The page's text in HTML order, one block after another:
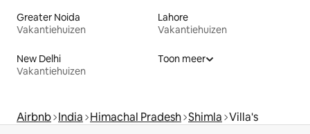
Greater Noida
Vakantiehuizen
Lahore
Vakantiehuizen
New Delhi
Vakantiehuizen
Toon meer
Airbnb India Himachal Pradesh Shimla Villa's